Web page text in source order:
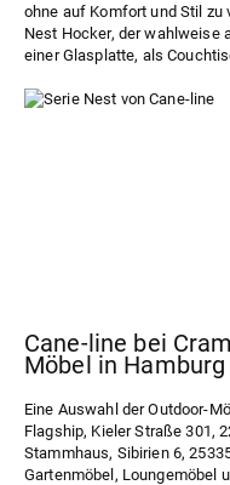
ohne auf Komfort und Stil zu
Nest Hocker, der wahlweise
einer Glasplatte, als
Cane-line bei
Möbel in
Eine Auswahl der Outdoor-
Flagship, Kieler Straße 301,
Stammhaus, Sibirien 6,
Gartenmöbel, Loungemöbel